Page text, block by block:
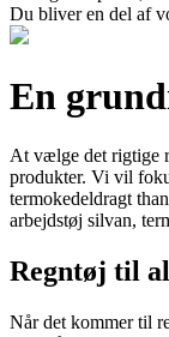
Du bliver en del af
En
At vælge det rigtige
produkter. Vi vil
termokedeldragt
arbejdstøj silvan,
Regntøj til
Når det kommer til